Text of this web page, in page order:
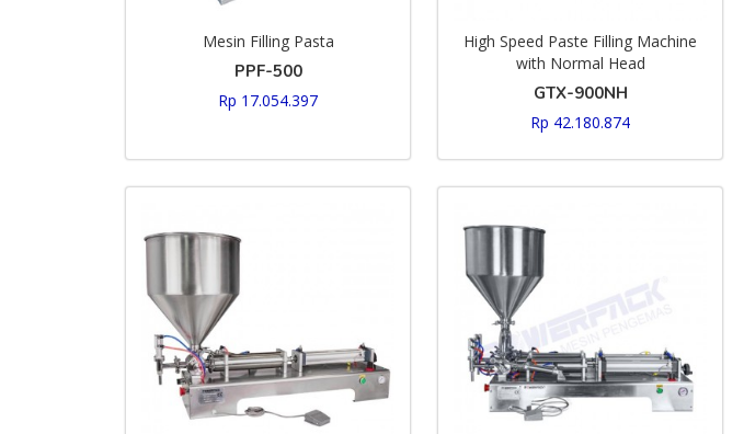
Mesin Filling Pasta
PPF-500
Rp 17.054.397
High Speed Paste Filling Machine
with Normal Head
GTX-900NH
Rp 42.180.874